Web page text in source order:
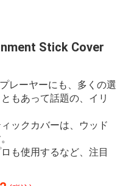
Stick Cover
レーヤーにも、多くの選
もあって話題の、イリ
ックカバーは、ウッド
も使用するなど、注目